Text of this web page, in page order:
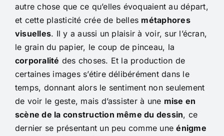
autre chose que ce qu’elles évoquaient au départ,
et cette plasticité crée de belles métaphores
visuelles. Il y a aussi un plaisir à voir, sur l’écran,
le grain du papier, le coup de pinceau, la
corporalité des choses. Et la production de
certaines images s’étire délibérément dans le
temps, donnant alors le sentiment non seulement
de voir le geste, mais d’assister à une mise en
scène de la construction même du dessin, ce
dernier se présentant un peu comme uneénigme